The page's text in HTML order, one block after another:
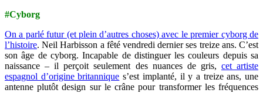
#Cyborg
On a parlé futur (et plein d’autres choses) avec le premier cyborg de
l’histoire. Neil Harbisson a fêté vendredi dernier ses treize ans. C’est
son âge de cyborg. Incapable de distinguer les couleurs depuis sa
naissance – il perçoit seulement des nuances de gris, cet artiste
espagnol d’origine britannique s’est implanté, il y a treize ans, une
antenne plutôt design sur le crâne pour transformer les fréquences